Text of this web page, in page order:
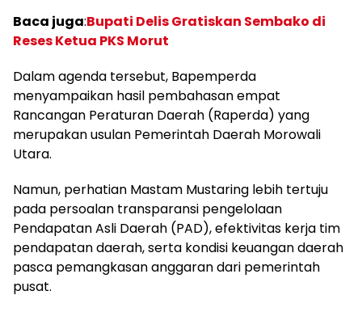
Baca juga:Bupati Delis Gratiskan Sembako di
Reses Ketua PKS Morut
Dalam agenda tersebut, Bapemperda
menyampaikan hasil pembahasan empat
Rancangan Peraturan Daerah (Raperda) yang
merupakan usulan Pemerintah Daerah Morowali
Utara.
Namun, perhatian Mastam Mustaring lebih tertuju
pada persoalan transparansi pengelolaan
Pendapatan Asli Daerah (PAD), efektivitas kerja tim
pendapatan daerah, serta kondisi keuangan daerah
pasca pemangkasan anggaran dari pemerintah
pusat.